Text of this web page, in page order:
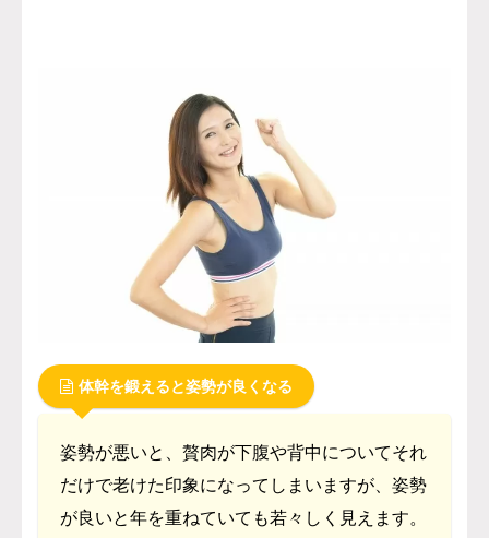
体幹を鍛えると姿勢が良くなる
姿勢が悪いと、贅肉が下腹や背中についてそれ
だけで老けた印象になってしまいますが、姿勢
が良いと年を重ねていても若々しく見えます。